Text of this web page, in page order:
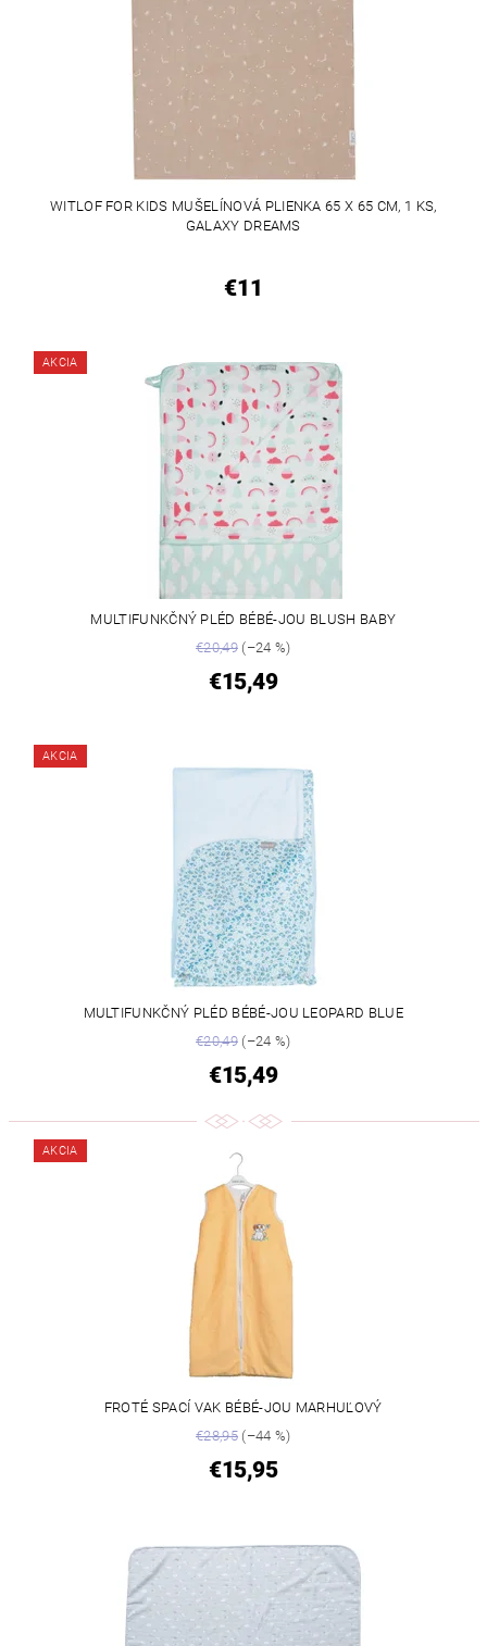
WITLOF FOR KIDS MUŠELÍNOVÁ PLIENKA 65 X 65 CM, 1 KS,
GALAXY DREAMS
€11
AKCIA
MULTIFUNKČNÝ PLÉD BÉBÉ-JOU BLUSH BABY
€20,49(–24 %)
€15,49
AKCIA
MULTIFUNKČNÝ PLÉD BÉBÉ-JOU LEOPARD BLUE
€20,49(–24 %)
€15,49
AKCIA
FROTÉ SPACÍ VAK BÉBÉ-JOU MARHUĽOVÝ
€28,95(–44 %)
€15,95